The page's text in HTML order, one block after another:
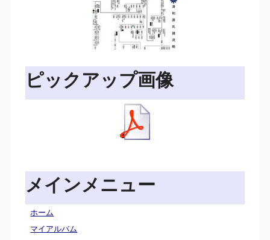
ピックアップ画像
メインメニュー
ホーム
マイアルバム